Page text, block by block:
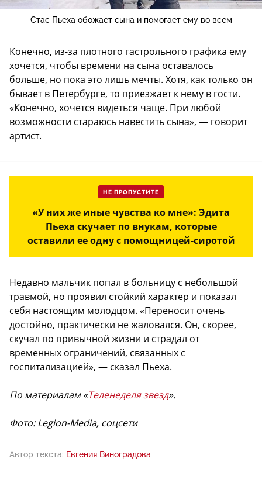
Стас Пьеха обожает сына и помогает ему во всем
Конечно, из-за плотного гастрольного графика ему
хочется, чтобы времени на сына оставалось
больше, но пока это лишь мечты. Хотя, как только он
бывает в Петербурге, то приезжает к нему в гости.
«Конечно, хочется видеться чаще. При любой
возможности стараюсь навестить сына», — говорит
артист.
НЕ ПРОПУСТИТЕ
«У них же иные чувства ко мне»: Эдита
Пьеха скучает по внукам, которые
оставили ее одну с помощницей-сиротой
Недавно мальчик попал в больницу с небольшой
травмой, но проявил стойкий характер и показал
себя настоящим молодцом. «Переносит очень
достойно, практически не жаловался. Он, скорее,
скучал по привычной жизни и страдал от
временных ограничений, связанных с
госпитализацией», — сказал Пьеха.
По материалам «Теленеделя звезд».
Фото: Legion-Media, соцсети
Автор текста: Евгения Виноградова